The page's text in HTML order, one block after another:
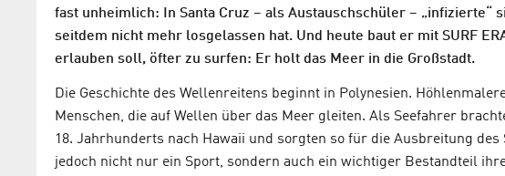
fast unheimlich: In Santa Cruz – als Austauschschüler – „infizierte“
seitdem nicht mehr losgelassen hat. Und heute baut er mit SURF
erlauben soll, öfter zu surfen: Er holt das Meer in die Großstadt.
Die Geschichte des Wellenreitens beginnt in Polynesien.
Menschen, die auf Wellen über das Meer gleiten. Als Seefahrer
18. Jahrhunderts nach Hawaii und sorgten so für die Ausbreitung
jedoch nicht nur ein Sport, sondern auch ein wichtiger Bestandteil